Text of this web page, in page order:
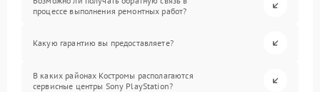
процессе выполнения ремонтных работ?
Какую гарантию вы предоставляете?
В каких районах Костромы располагаются
сервисные центры Sony PlayStation?